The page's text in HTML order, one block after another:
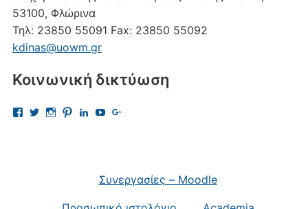
53100, Φλώρινα
Τηλ: 23850 55091 Fax: 23850 55092
kdinas@uowm.gr
Κοινωνική δικτύωση
Προβολή
Προβολή
Προβολή
Προβολή
Προβολή
trk=nav_responsive_tab_profile
στο
Προβολή
Συνεργασίες – Moodle